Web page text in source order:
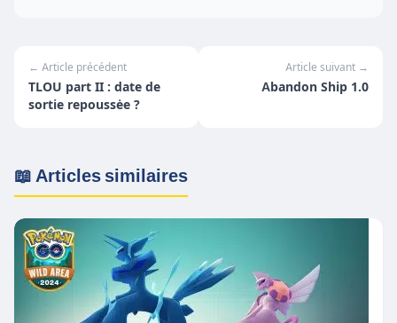
← Article précédent
TLOU part II : date de
sortie repoussėe ?
Article suivant →
Abandon Ship 1.0
📖 Articles similaires